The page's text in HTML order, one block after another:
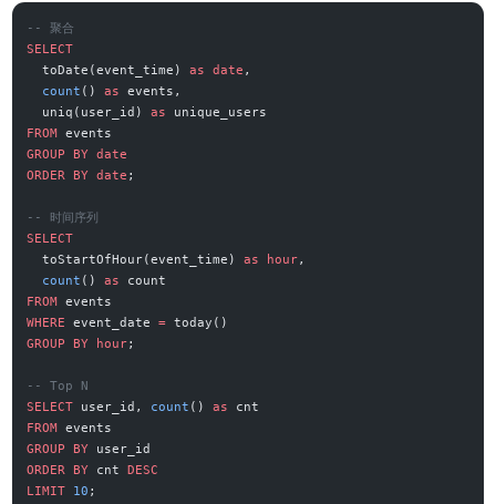
-- 聚合
SELECT
  toDate(event_time)
as date ,
  count
() as
events,
  uniq(user_id)
as
unique_users
FROM events
GROUP BY date
ORDER BY date ;
-- 时间序列
SELECT
  toStartOfHour(event_time)
as hour,
  count
() as
count
FROM events
WHERE
event_date = today()
GROUP BY hour;
-- Top N
SELECT user_id, count () as
cnt
FROM events
GROUP BY user_id
ORDER BY cnt DESC
LIMIT 10 ;